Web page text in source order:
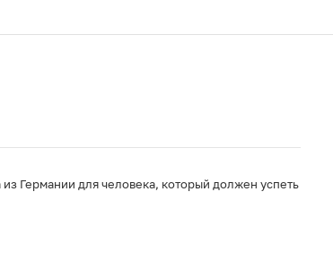
Германии для человека, который должен успеть